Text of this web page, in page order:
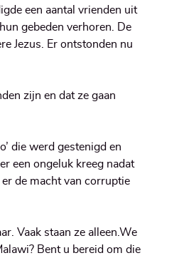
een aantal vrienden uit
gebeden verhoren. De
Jezus. Er ontstonden nu
zijn en dat ze gaan
die werd gestenigd en
een ongeluk kreeg nadat
de macht van corruptie
Vaak staan ze alleen.We
Bent u bereid om die